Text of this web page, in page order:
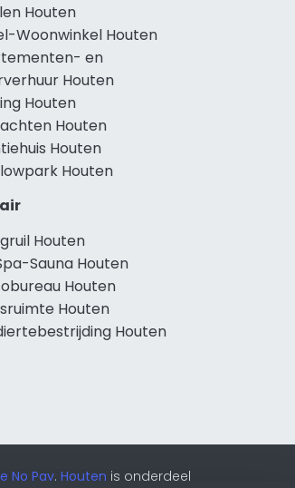
Houten
Woonwinkel Houten
en
Houten
Houten
Houten
Houten
Houten
Houten
Sauna Houten
Houten
Houten
Houten
No Pay. Houten is onderdeel